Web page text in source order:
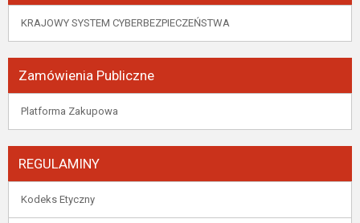
KRAJOWY SYSTEM CYBERBEZPIECZEŃSTWA
Zamówienia Publiczne
Platforma Zakupowa
REGULAMINY
Kodeks Etyczny